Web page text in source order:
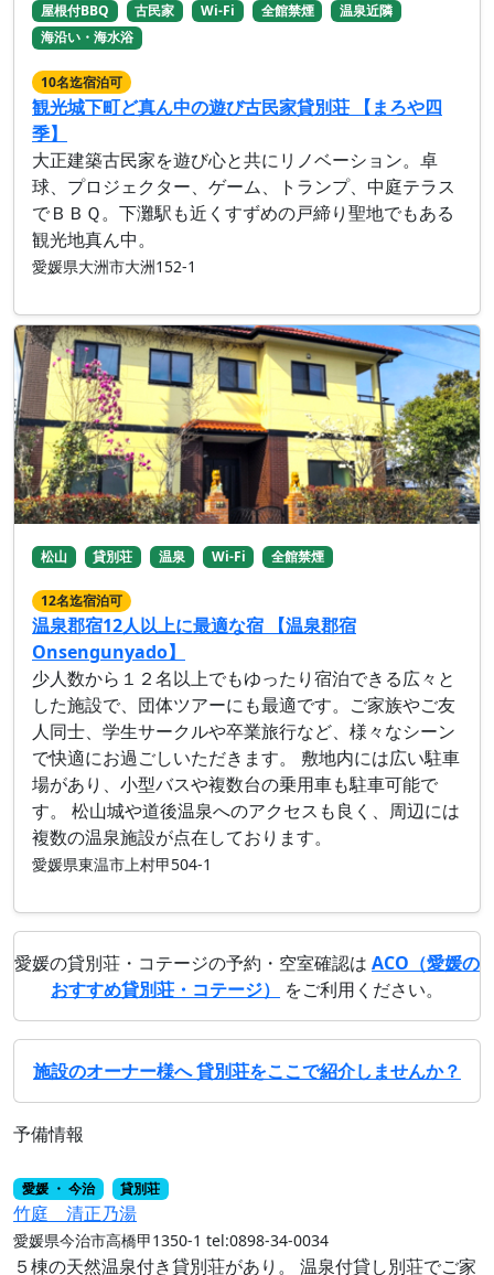
屋根付BBQ
古民家 Wi-Fi 全館禁煙
温泉近隣
海沿い・海水浴
10名迄宿泊可
観光城下町ど真ん中の遊び古民家貸別荘 【まろや四
季】
大正建築古民家を遊び心と共にリノベーション。卓
球、プロジェクター、ゲーム、トランプ、中庭テラス
でＢＢＱ。下灘駅も近くすずめの戸締り聖地でもある
観光地真ん中。
愛媛県大洲市大洲152-1
松山 貸別荘 温泉 Wi-Fi 全館禁煙
12名迄宿泊可
温泉郡宿12人以上に最適な宿 【温泉郡宿
Onsengunyado】
少人数から１２名以上でもゆったり宿泊できる広々と
した施設で、団体ツアーにも最適です。ご家族やご友
人同士、学生サークルや卒業旅行など、様々なシーン
で快適にお過ごしいただきます。 敷地内には広い駐車
場があり、小型バスや複数台の乗用車も駐車可能で
す。 松山城や道後温泉へのアクセスも良く、周辺には
複数の温泉施設が点在しております。
愛媛県東温市上村甲504-1
愛媛の貸別荘・コテージの予約・空室確認は ACO（愛媛の
おすすめ貸別荘・コテージ）
をご利用ください。
施設のオーナー様へ 貸別荘をここで紹介しませんか？
予備情報
愛媛 ・ 今治 貸別荘
竹庭 清正乃湯
愛媛県今治市高橋甲1350-1 tel:0898-34-0034
５棟の天然温泉付き貸別荘があり。 温泉付貸し別荘でご家